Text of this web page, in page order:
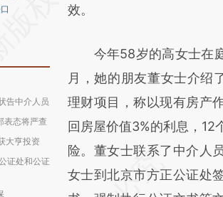
告中介人员
表态将严查
大亨投资
证处和公证
新观点和立场。推荐点击
效。
今年58岁的高女士在
月，她的朋友董女士介绍
理财项目，称以现有房产
回房屋价值3%的利息，12
险。董女士联系了中介人
女士到北京市方正公证处